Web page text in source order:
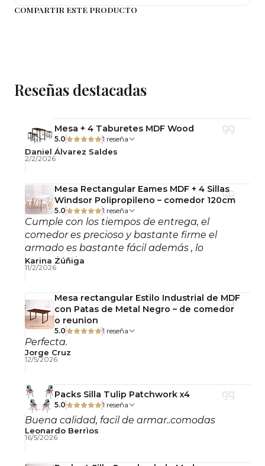
Oficina
✔️ Estructura resistente hasta 120 kg
✔️ Diseño moderno y fácil de combinar
Importante
Uso interior y exterior techado
Consejo
Limpia regularmente el polipropileno y el cojín
con un paño suave ligeramente húmedo para
silla tulip, silla eiffel, silla comedor moderna, silla
polipropileno, silla restaurante, silla terraza, silla
tulip chile, silla comedor resistente
COMPARTIR ESTE PRODUCTO
Reseñas destacadas
Mesa + 4 Taburetes MDF Wood
5.0 1 reseña
Daniel Álvarez Saldes
2/2/2026
Mesa Rectangular Eames MDF + 4 Sillas
Windsor Polipropileno – comedor 120cm
5.0 1 reseña
Cumple con los tiempos de entrega, el
comedor es precioso y bastante firme el
armado es bastante fácil además , lo
recomiendo!
Karina Zúñiga
11/2/2026
Mesa rectangular Estilo Industrial de MDF
con Patas de Metal Negro – de comedor
o reunion
5.0 1 reseña
Perfecta.
Jorge Cruz
12/5/2026
Packs Silla Tulip Patchwork x4
5.0 1 reseña
Buena calidad, facil de armar..comodas
Leonardo Berrìos
16/5/2026